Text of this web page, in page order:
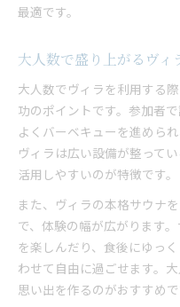
最適です。
大人数で盛り上がるヴ
大人数でヴィラを利用する
功のポイントです。参加者
よくバーベキューを進めら
ヴィラは広い設備が整って
活用しやすいのが特徴です。
また、ヴィラの本格サウナ
で、体験の幅が広がります
を楽しんだり、食後にゆっ
わせて自由に過ごせます。
思い出を作るのがおすすめで